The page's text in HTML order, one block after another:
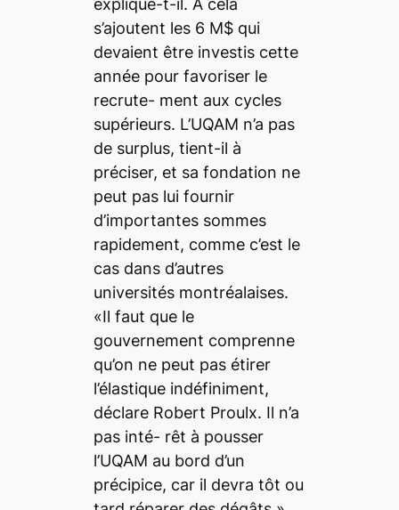
explique-t-il. À cela
s’ajoutent les 6 M$ qui
devaient être investis cette
année pour favoriser le
recrute- ment aux cycles
supérieurs. L’UQAM n’a pas
de surplus, tient-il à
préciser, et sa fondation ne
peut pas lui fournir
d’importantes sommes
rapidement, comme c’est le
cas dans d’autres
universités montréalaises.
«Il faut que le
gouvernement comprenne
qu’on ne peut pas étirer
l’élastique indéfiniment,
déclare Robert Proulx. Il n’a
pas inté- rêt à pousser
l’UQAM au bord d’un
précipice, car il devra tôt ou